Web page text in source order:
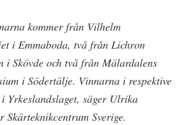
kommer från Vilhelm
i Emmaboda, två från Lichron
i Skövde och två från Mälardalens
i Södertälje. Vinnarna i respektive
Yrkeslandslaget, säger Ulrika
Skärteknikcentrum Sverige.